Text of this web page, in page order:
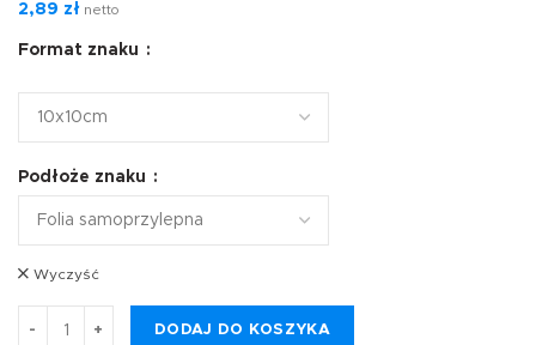
2,89 zł netto
Format znaku
Podłoże znaku
Wyczyść
DODAJ DO KOSZYKA